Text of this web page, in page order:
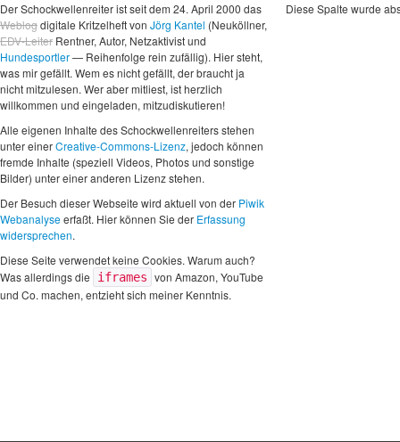
Der Schockwellenreiter ist seit dem 24. April 2000 das
Weblogdigitale Kritzelheft von Jörg Kantel (Neuköllner,
EDV-Leiter Rentner, Autor, Netzaktivist und
Hundesportler— Reihenfolge rein zufällig). Hier steht,
was mir gefällt. Wem es nicht gefällt, der braucht ja
nicht mitzulesen. Wer aber mitliest, ist herzlich
willkommen und eingeladen, mitzudiskutieren!
Alle eigenen Inhalte des Schockwellenreiters stehen
unter einerCreative-Commons-Lizenz, jedoch können
fremde Inhalte (speziell Videos, Photos und sonstige
Bilder) unter einer anderen Lizenz stehen.
Der Besuch dieser Webseite wird aktuell von der Piwik
Webanalyseerfaßt. Hier können Sie der Erfassung
widersprechen.
Diese Seite verwendet keine Cookies. Warum auch?
Was allerdings die
iframes von Amazon, YouTube
und Co. machen, entzieht sich meiner Kenntnis.
Diese Spalte wurde